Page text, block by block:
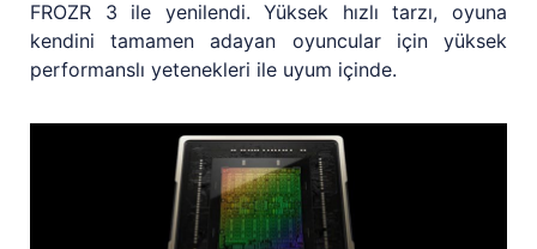
FROZR 3 ile yenilendi. Yüksek hızlı tarzı, oyuna
kendini tamamen adayan oyuncular için yüksek
performanslı yetenekleri ile uyum içinde.